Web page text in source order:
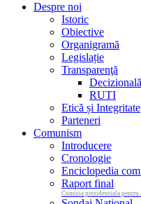
Despre noi
Istoric
Obiective
Organigramă
Legislație
Transparenţă
Decizională
RUTI
Etică și Integritate
Parteneri
Comunism
Introducere
Cronologie
Enciclopedia
Raport final
Comisia prezidentiala